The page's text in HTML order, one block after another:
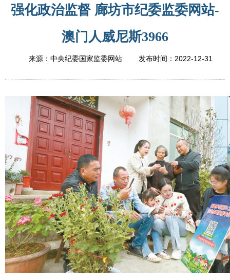
强化政治监督 廊坊市纪委监委网站-
澳门人威尼斯3966
来源：中央纪委国家监委网站 发布时间： 2022-12-31